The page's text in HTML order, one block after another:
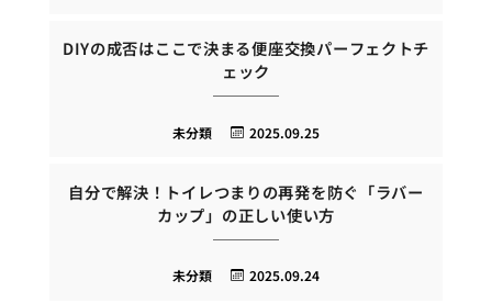
DIYの成否はここで決まる便座交換パーフェクトチ
ェック
2025.09.25
未分類
自分で解決！トイレつまりの再発を防ぐ「ラバー
カップ」の正しい使い方
2025.09.24
未分類